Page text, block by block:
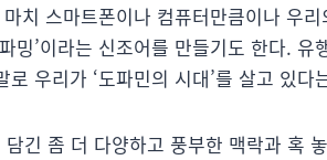
치 스마트폰이나 컴퓨터만큼이나 우
밍’이라는 신조어를 만들기도 한다. 유
우리가 ‘도파민의 시대’를 살고 있다
긴 좀 더 다양하고 풍부한 맥락과 혹